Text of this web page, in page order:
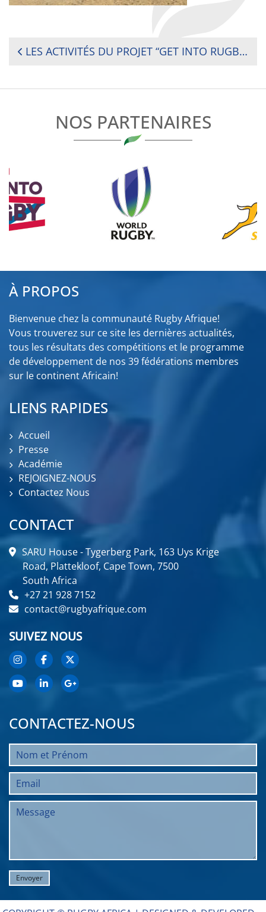
NAVIGATION
LES ACTIVITÉS DU PROJET “GET INTO RUGBY” NORD DE LA FÉDÉRATION TOGOLAISE DE RUGBY
NOS PARTENAIRES
À PROPOS
Bienvenue chez la communauté Rugby Afrique!
Vous trouverez sur ce site les dernières actualités,
tous les résultats des compétitions et le programme
de développement de nos 39 fédérations membres
sur le continent Africain!
LIENS RAPIDES
Accueil
Presse
Académie
REJOIGNEZ-NOUS
Contactez Nous
CONTACT
SARU House - Tygerberg Park, 163 Uys Krige
Road, Plattekloof, Cape Town, 7500
South Africa
+27 21 928 7152
contact@rugbyafrique.com
SUIVEZ NOUS
CONTACTEZ-NOUS